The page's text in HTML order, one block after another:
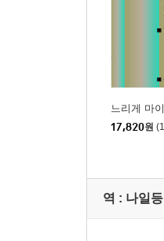
느리게 마
17,820원
역 : 나일등